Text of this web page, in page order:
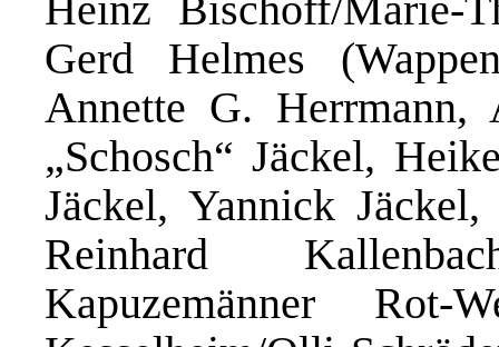
Gerd Helmes
Annette G. Herrmann,
„Schosch“ Jäckel,
Jäckel, Yannick
Reinhard
Kapuzemänner